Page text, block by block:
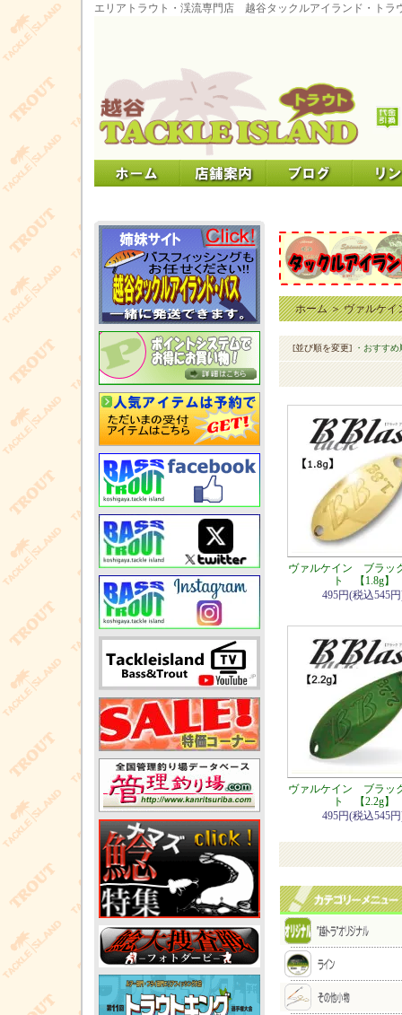
エリアトラウト・渓流専門店 越谷タックルアイランド・トラ
ホーム＞ヴァルケイ
[並び順を変更] ・おすすめ
ヴァルケイン ブラッ
ト 【1.8g】
495円(税込545
ヴァルケイン ブラッ
ト 【2.2g】
495円(税込545